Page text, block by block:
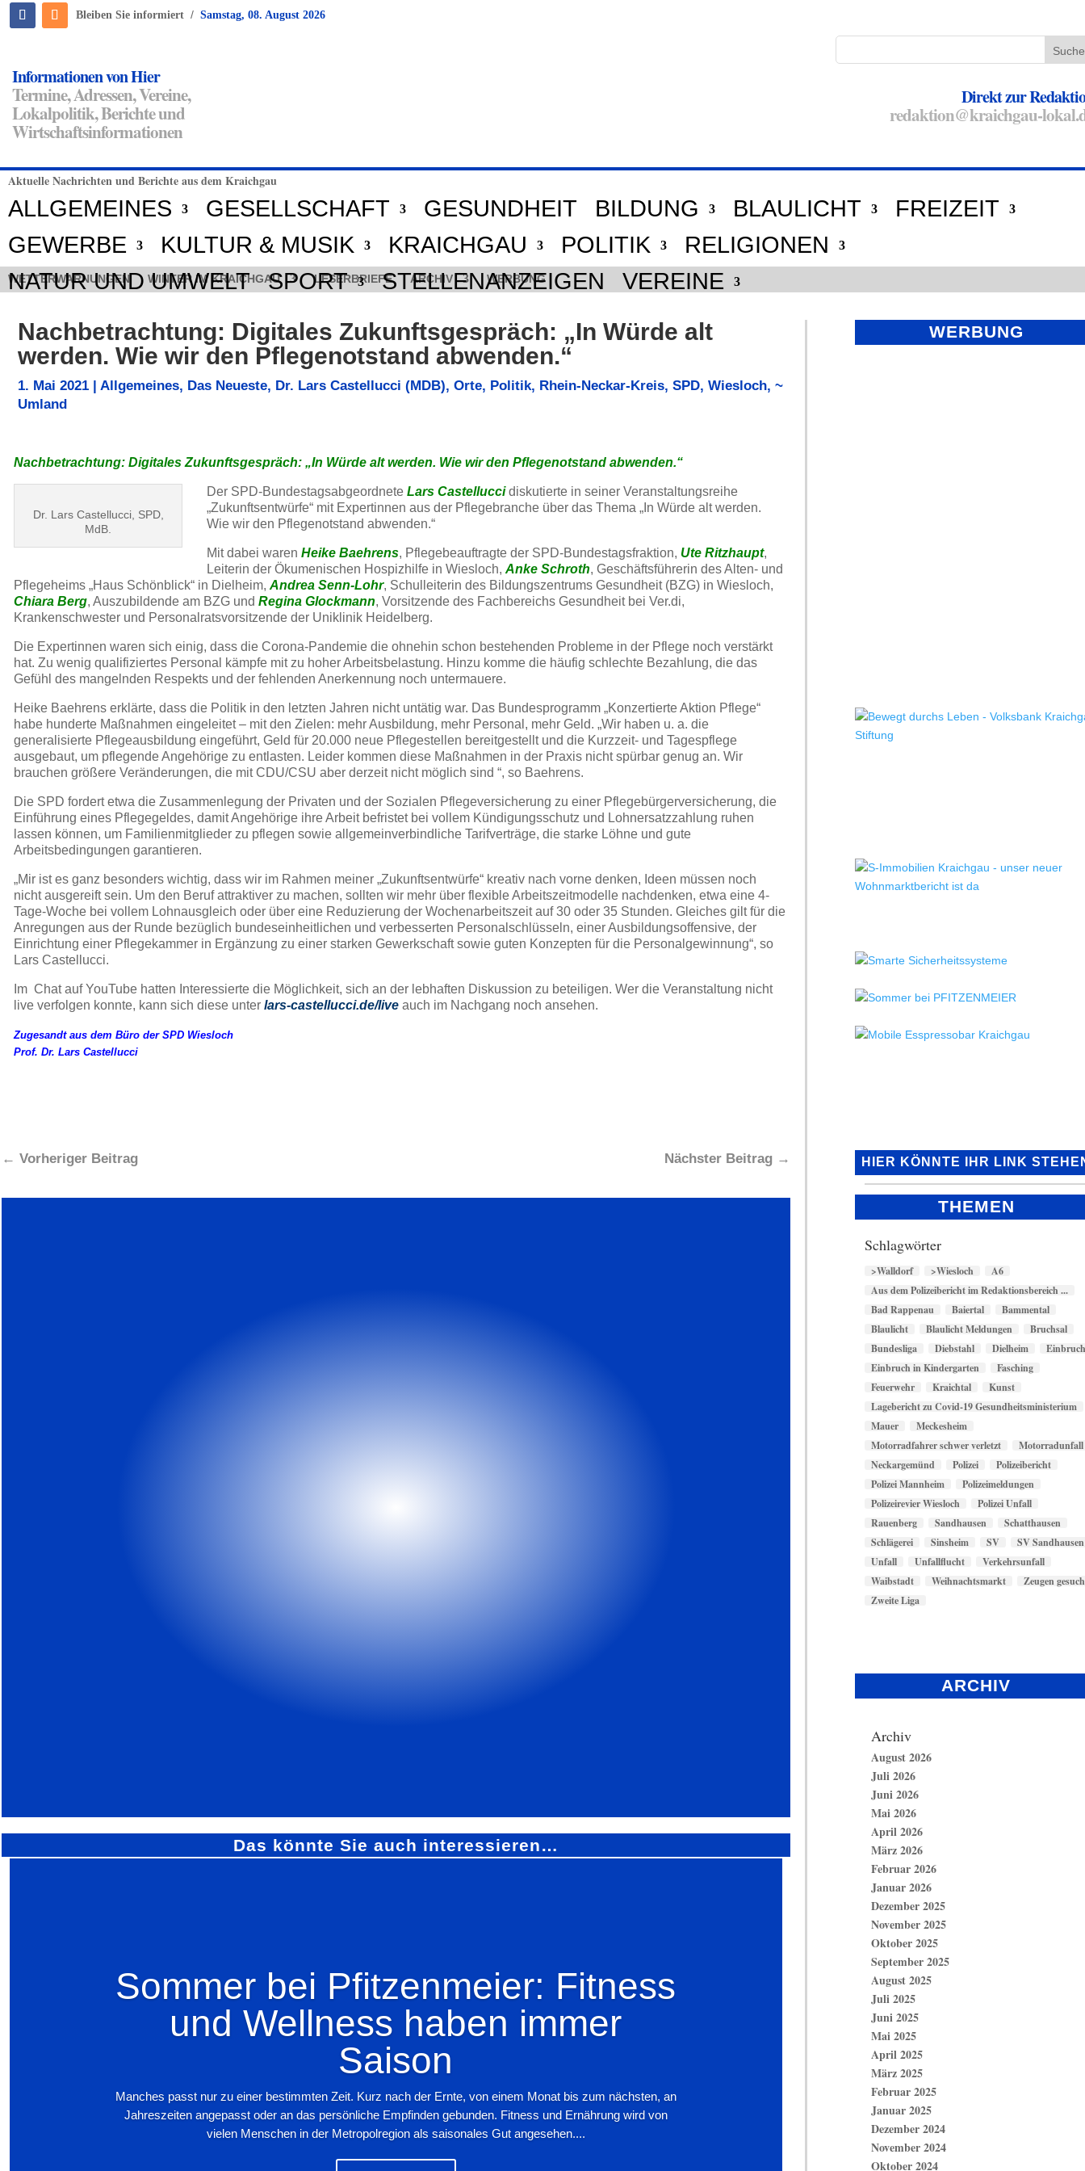
Bleiben Sie informiert / Samstag, 08. August 2026
Informationen von Hier
Termine, Adressen, Vereine,
Lokalpolitik, Berichte und
Wirtschaftsinformationen
Direkt zur
redaktion@kraichgau-
Aktuelle Nachrichten und Berichte aus dem Kraichgau
ALLGEMEINES GESELLSCHAFT GESUNDHEIT BILDUNG BLAULICHT
FREIZEIT
GEWERBE
KULTUR & MUSIK KRAICHGAU POLITIK
RELIGIONEN
NATUR UND UMWELT
SPORT STELLENANZEIGEN VEREINE
WETTERWARNUNGEN WINTER IM KRAICHGAU LESERBRIEFE ARCHIV WERBUNG
Nachbetrachtung: Digitales Zukunftsgespräch: „In Würde alt
werden. Wie wir den Pflegenotstand abwenden.“
1. Mai 2021 | Allgemeines, Das Neueste, Dr. Lars Castellucci (MDB), Orte, Politik, Rhein-Neckar-Kreis, SPD, Wiesloch, ~
Umland
Nachbetrachtung: Digitales Zukunftsgespräch: „In Würde alt werden. Wie wir den Pflegenotstand abwenden.“
Dr. Lars Castellucci, SPD,
MdB.
Der SPD-Bundestagsabgeordnete Lars Castellucci diskutierte in seiner Veranstaltungsreihe
„Zukunftsentwürfe“ mit Expertinnen aus der Pflegebranche über das Thema „In Würde alt werden.
Wie wir den Pflegenotstand abwenden.“
Mit dabei waren Heike Baehrens, Pflegebeauftragte der SPD-Bundestagsfraktion, Ute Ritzhaupt,
Leiterin der Ökumenischen Hospizhilfe in Wiesloch,Anke Schroth, Geschäftsführerin des Alten- und
Pflegeheims „Haus Schönblick“ in Dielheim,Andrea Senn-Lohr, Schulleiterin des Bildungszentrums Gesundheit (BZG) in Wiesloch,
Chiara Berg, Auszubildende am BZG und Regina Glockmann, Vorsitzende des Fachbereichs Gesundheit bei Ver.di,
Krankenschwester und Personalratsvorsitzende der Uniklinik Heidelberg.
Die Expertinnen waren sich einig, dass die Corona-Pandemie die ohnehin schon bestehenden Probleme in der Pflege noch verstärkt
hat. Zu wenig qualifiziertes Personal kämpfe mit zu hoher Arbeitsbelastung. Hinzu komme die häufig schlechte Bezahlung, die das
Gefühl des mangelnden Respekts und der fehlenden Anerkennung noch untermauere.
Heike Baehrens erklärte, dass die Politik in den letzten Jahren nicht untätig war. Das Bundesprogramm „Konzertierte Aktion Pflege“
habe hunderte Maßnahmen eingeleitet – mit den Zielen: mehr Ausbildung, mehr Personal, mehr Geld. „Wir haben u. a. die
generalisierte Pflegeausbildung eingeführt, Geld für 20.000 neue Pflegestellen bereitgestellt und die Kurzzeit- und Tagespflege
ausgebaut, um pflegende Angehörige zu entlasten. Leider kommen diese Maßnahmen in der Praxis nicht spürbar genug an. Wir
brauchen größere Veränderungen, die mit CDU/CSU aber derzeit nicht möglich sind “, so Baehrens.
Die SPD fordert etwa die Zusammenlegung der Privaten und der Sozialen Pflegeversicherung zu einer Pflegebürgerversicherung, die
Einführung eines Pflegegeldes, damit Angehörige ihre Arbeit befristet bei vollem Kündigungsschutz und Lohnersatzzahlung ruhen
lassen können, um Familienmitglieder zu pflegen sowie allgemeinverbindliche Tarifverträge, die starke Löhne und gute
Arbeitsbedingungen garantieren.
„Mir ist es ganz besonders wichtig, dass wir im Rahmen meiner „Zukunftsentwürfe“ kreativ nach vorne denken, Ideen müssen noch
nicht ausgereift sein. Um den Beruf attraktiver zu machen, sollten wir mehr über flexible Arbeitszeitmodelle nachdenken, etwa eine 4-
Tage-Woche bei vollem Lohnausgleich oder über eine Reduzierung der Wochenarbeitszeit auf 30 oder 35 Stunden. Gleiches gilt für die
Anregungen aus der Runde bezüglich bundeseinheitlichen und verbesserten Personalschlüsseln, einer Ausbildungsoffensive, der
Einrichtung einer Pflegekammer in Ergänzung zu einer starken Gewerkschaft sowie guten Konzepten für die Personalgewinnung“, so
Lars Castellucci.
Im Chat auf YouTube hatten Interessierte die Möglichkeit, sich an der lebhaften Diskussion zu beteiligen. Wer die Veranstaltung nicht
live verfolgen konnte, kann sich diese unter lars-castellucci.de/live auch im Nachgang noch ansehen.
Zugesandt aus dem Büro der SPD Wiesloch
Prof. Dr. Lars Castellucci
← Vorheriger Beitrag Nächster Beitrag→
Das könnte Sie auch interessieren…
Sommer bei Pfitzenmeier: Fitness
und Wellness haben immer
Saison
Manches passt nur zu einer bestimmten Zeit. Kurz nach der Ernte, von einem Monat bis zum nächsten, an
Jahreszeiten angepasst oder an das persönliche Empfinden gebunden. Fitness und Ernährung wird von
vielen Menschen in der Metropolregion als saisonales Gut angesehen....
WERBUNG
HIER KÖNNTE IHR LINK
THEMEN
Schlagwörter
>Walldorf >Wiesloch
A6
Aus dem Polizeibericht im Redaktionsbereich ...
Bad Rappenau
Baiertal
Bammental
Blaulicht
Blaulicht Meldungen
Bruchsal
Bundesliga
Diebstahl Dielheim
Einbruch in Kindergarten
Fasching
Feuerwehr
Kraichtal
Kunst
Lagebericht zu Covid-19 Gesundheitsministerium
Mauer
Meckesheim
Motorradfahrer schwer verletzt
Motorradunfall
Neckargemünd
Polizei
Polizeibericht
Polizei Mannheim
Polizeimeldungen
Polizeirevier Wiesloch
Polizei Unfall
Rauenberg
Sandhausen
Schatthausen
Schlägerei
Sinsheim SV
SV Sandhausen
Unfall
Unfallflucht
Verkehrsunfall
Waibstadt
Weihnachtsmarkt
Zeugen
Zweite Liga
ARCHIV
Archiv
August 2026
Juli 2026
Juni 2026
Mai 2026
April 2026
März 2026
Februar 2026
Januar 2026
Dezember 2025
November 2025
Oktober 2025
September 2025
August 2025
Juli 2025
Juni 2025
Mai 2025
April 2025
März 2025
Februar 2025
Januar 2025
Dezember 2024
November 2024
Oktober 2024